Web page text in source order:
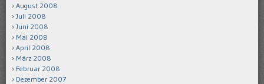
August 2008
Juli 2008
Juni 2008
Mai 2008
April 2008
März 2008
Februar 2008
Dezember 2007